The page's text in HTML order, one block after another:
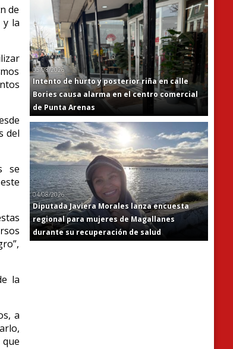
de
y la
del
se
la
a
05/08/2026
Intento de hurto y posterior riña en calle
Bories causa alarma en el centro comercial
de Punta Arenas
04/08/2026
Diputada Javiera Morales lanza encuesta
regional para mujeres de Magallanes
durante su recuperación de salud